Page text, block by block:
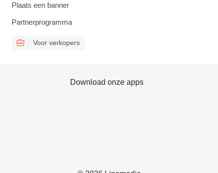
Plaats een banner
Partnerprogramma
Voor verkopers
Download onze apps